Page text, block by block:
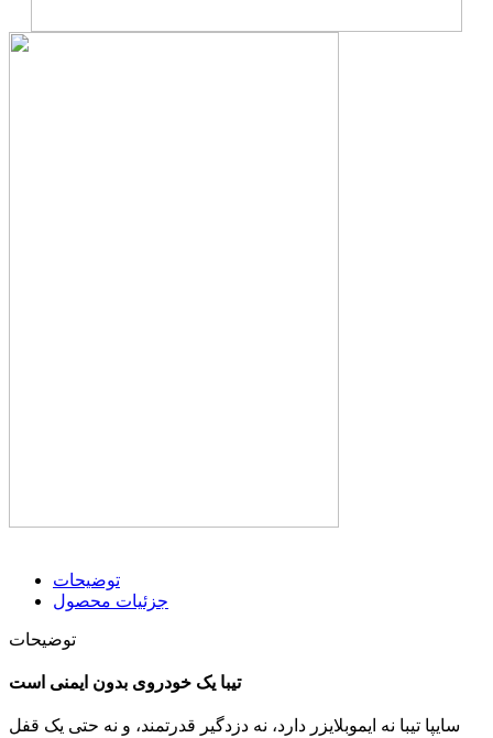
توضیحات
جزئیات محصول
توضیحات
تیبا یک خودروی بدون ایمنی است
سایپا تیبا نه ایموبلایزر دارد، نه دزدگیر قدرتمند، و نه حتی یک قفل